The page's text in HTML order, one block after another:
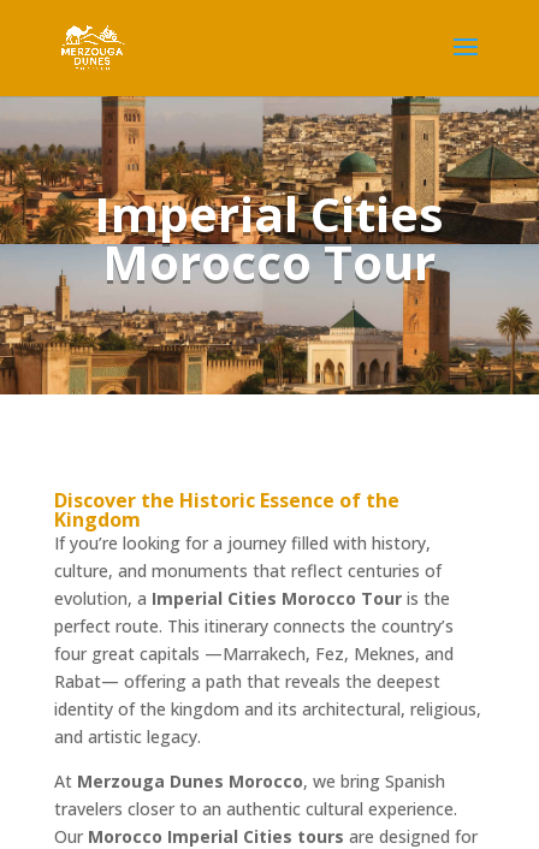
Imperial Cities
Morocco Tour
Discover the Historic Essence of the
Kingdom
If you’re looking for a journey filled with history,
culture, and monuments that reflect centuries of
evolution, a Imperial Cities Morocco Touris the
perfect route. This itinerary connects the country’s
four great capitals —Marrakech, Fez, Meknes, and
Rabat— offering a path that reveals the deepest
identity of the kingdom and its architectural, religious,
and artistic legacy.
At Merzouga Dunes Morocco, we bring Spanish
travelers closer to an authentic cultural experience.
Our Morocco Imperial Cities tours are designed for